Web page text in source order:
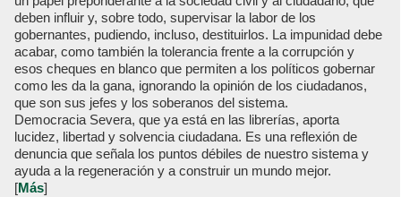
deben influir y, sobre todo, supervisar la labor de los
gobernantes, pudiendo, incluso, destituirlos. La impunidad debe
acabar, como también la tolerancia frente a la corrupción y
esos cheques en blanco que permiten a los políticos gobernar
como les da la gana, ignorando la opinión de los ciudadanos,
que son sus jefes y los soberanos del sistema.
Democracia Severa, que ya está en las librerías, aporta
lucidez, libertad y solvencia ciudadana. Es una reflexión de
denuncia que señala los puntos débiles de nuestro sistema y
ayuda a la regeneración y a construir un mundo mejor.
[Más]